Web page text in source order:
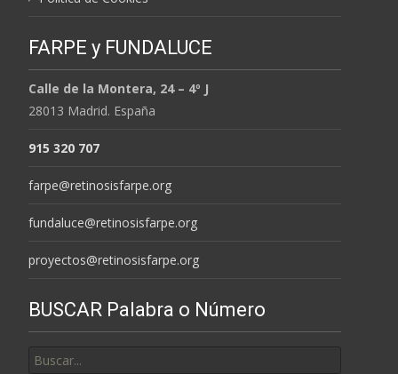
FARPE y FUNDALUCE
Calle de la Montera, 24 – 4º J
28013 Madrid. España
915 320 707
farpe@retinosisfarpe.org
fundaluce@retinosisfarpe.org
proyectos@retinosisfarpe.org
BUSCAR Palabra o Número
por: